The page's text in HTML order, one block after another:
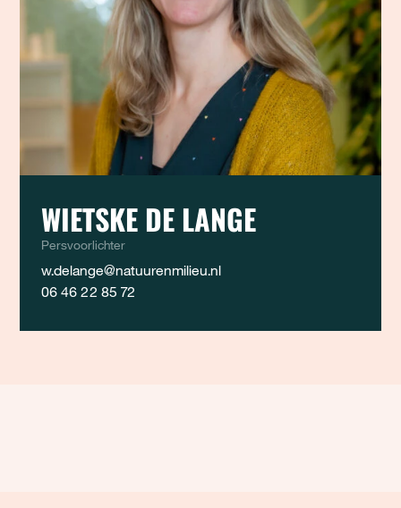
WIETSKE DE LANGE
Persvoorlichter
w.delange@natuurenmilieu.nl
06 46 22 85 72